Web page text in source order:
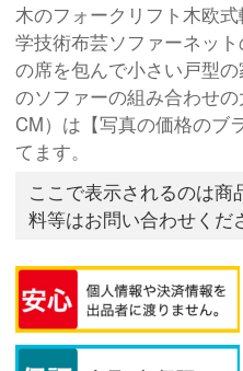
木のフォークリフト木欧
学技術布芸ソファーネッ
の席を包んで小さい戸型
のソファーの組み合わせ
CM）は【写真の価格のブ
てます。
ここで表示されるのは
料等はお問い合わせくだ